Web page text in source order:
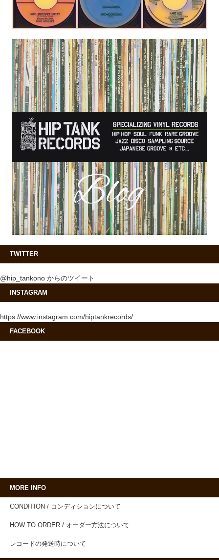
TWITTER
@hip_tankono からのツイート
INSTAGRAM
https://www.instagram.com/hiptankrecords/
FACEBOOK
MORE INFO
CONDITION / コンディションについて
HOW TO ORDER / オーダー方法について
レコードの発送時について